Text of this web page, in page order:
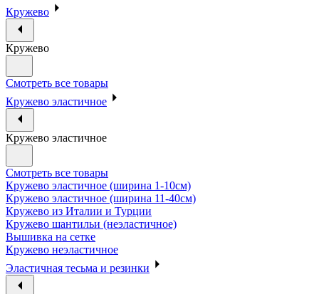
Кружево
Кружево
Смотреть все товары
Кружево эластичное
Кружево эластичное
Смотреть все товары
Кружево эластичное (ширина 1-10см)
Кружево эластичное (ширина 11-40см)
Кружево из Италии и Турции
Кружево шантильи (неэластичное)
Вышивка на сетке
Кружево неэластичное
Эластичная тесьма и резинки